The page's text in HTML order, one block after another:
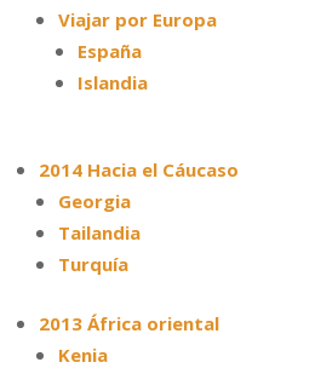
Viajar por Europa
España
Islandia
2014 Hacia el Cáucaso
Georgia
Tailandia
Turquía
2013 África oriental
Kenia